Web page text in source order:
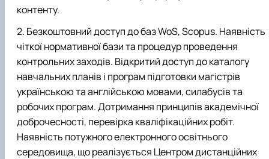
контенту.
Безкоштовний доступ до баз WoS, Scopus. Наявність
чіткої нормативної бази та процедур проведення
контрольних заходів. Відкритий доступ до каталогу
навчальних планів і програм підготовки магістрів
українською та англійською мовами, силабусів та
робочих програм. Дотримання принципів академічної
доброчесності, перевірка кваліфікаційних робіт.
Наявність потужного електронного освітнього
середовища, що реалізується Центром дистанційних